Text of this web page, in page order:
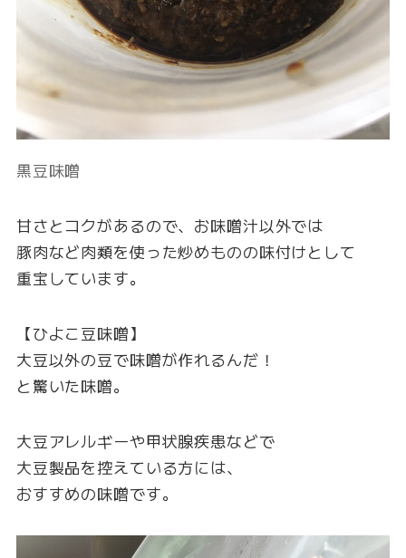
黒豆味噌
甘さとコクがあるので、お味噌汁以外では
豚肉など肉類を使った炒めものの味付けとして
重宝しています。
【ひよこ豆味噌】
大豆以外の豆で味噌が作れるんだ！
と驚いた味噌。
大豆アレルギーや甲状腺疾患などで
大豆製品を控えている方には、
おすすめの味噌です。